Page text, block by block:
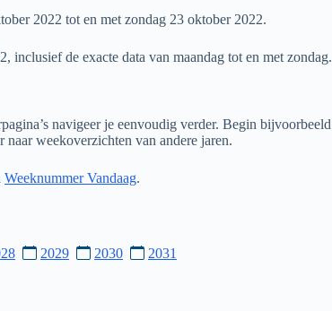
2022 tot en met zondag 23 oktober 2022.
de exacte data van maandag tot en met zondag.
navigeer je eenvoudig verder. Begin bijvoorbeeld
naar weekoverzichten van andere jaren.
Weeknummer Vandaag.
2029 2030 2031